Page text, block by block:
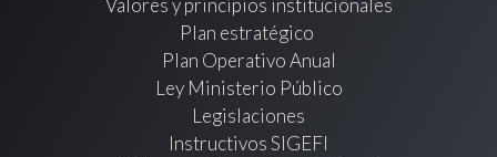
Valores y principios institucionales
Plan estratégico
Plan Operativo Anual
Ley Ministerio Público
Legislaciones
Instructivos SIGEFI